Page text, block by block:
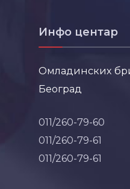
Инфо центар
Омладинских
Београд
011/260-79-60
011/260-79-61
011/260-79-61